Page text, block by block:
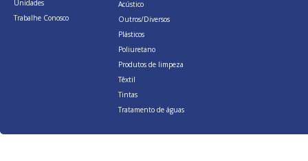
Unidades
Trabalhe Conosco
Acústico
Outros/Diversos
Plásticos
Poliuretano
Produtos de limpeza
Têxtil
Tintas
Tratamento de águas